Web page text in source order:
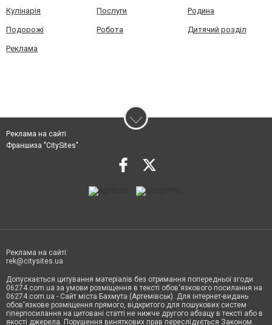
Кулінарія Послуги Родина
Подорожі Робота Дитячий розділ
Реклама
Реклама на сайті
Франшиза "CitySites"
Реклама на сайті:
rek@citysites.ua
Допускається цитування матеріалів без отримання попередньої згоди
06274.com.ua за умови розміщення в тексті обов'язкового посилання на
06274.com.ua - Сайт міста Бахмута (Артемівськ). Для інтернет-видань
обов'язкове розміщення прямого, відкритого для пошукових систем
гіперпосилання на цитовані статті не нижче другого абзацу в тексті або в
якості джерела. Порушення виняткових прав переслідується Законом.